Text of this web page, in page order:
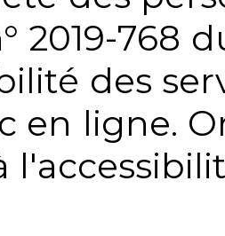
2019-768
des
en ligne.